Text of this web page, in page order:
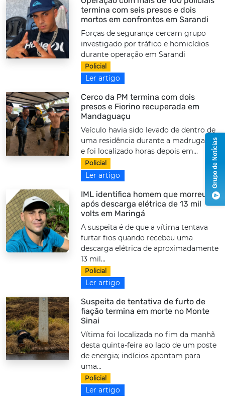
termina com seis presos e dois
mortos em confrontos em Sarandi
Forças de segurança cercam grupo
investigado por tráfico e homicídios
durante operação em Sarandi
Policial
Ler artigo
Cerco da PM termina com dois
presos e Fiorino recuperada em
Mandaguaçu
Veículo havia sido levado de dentro de
uma residência durante a madrugada
e foi localizado horas depois em...
Policial
Ler artigo
IML identifica homem que morreu
após descarga elétrica de 13 mil
volts em Maringá
A suspeita é de que a vítima tentava
furtar fios quando recebeu uma
descarga elétrica de aproximadamente
13 mil...
Policial
Ler artigo
Suspeita de tentativa de furto de
fiação termina em morte no Monte
Sinai
Vítima foi localizada no fim da manhã
desta quinta-feira ao lado de um poste
de energia; indícios apontam para
uma...
Policial
Ler artigo
Grupo de Notícias